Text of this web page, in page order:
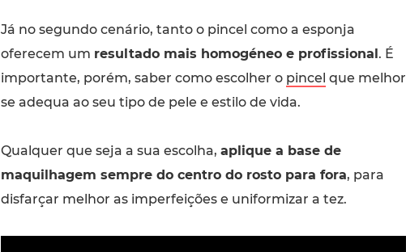
Já no segundo cenário, tanto o pincel como a esponja
oferecem um resultado mais homogéneo e profissional. É
importante, porém, saber como escolher o pincel que melhor
se adequa ao seu tipo de pele e estilo de vida.
Qualquer que seja a sua escolha, aplique a base de
maquilhagem sempre do centro do rosto para fora, para
disfarçar melhor as imperfeições e uniformizar a tez.